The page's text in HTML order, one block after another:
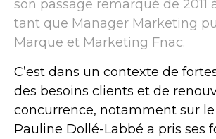
son passage remarqué de 2011
tant que Manager Marketing
Marque et Marketing Fnac.
C’est dans un contexte de
des besoins clients et de
concurrence, notamment sur
Pauline Dollé-Labbé a pris ses